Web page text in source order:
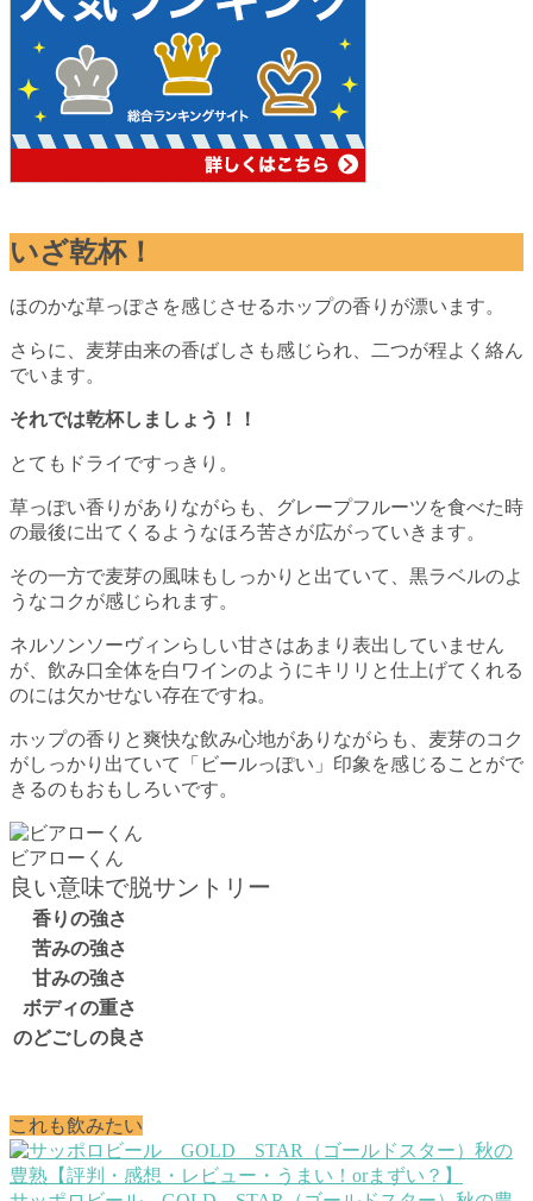
いざ乾杯！
ほのかな草っぽさを感じさせるホップの香りが漂います。
さらに、麦芽由来の香ばしさも感じられ、二つが程よく絡ん
でいます。
それでは乾杯しましょう！！
とてもドライですっきり。
草っぽい香りがありながらも、グレープフルーツを食べた時
の最後に出てくるようなほろ苦さが広がっていきます。
その一方で麦芽の風味もしっかりと出ていて、黒ラベルのよ
うなコクが感じられます。
ネルソンソーヴィンらしい甘さはあまり表出していません
が、飲み口全体を白ワインのようにキリリと仕上げてくれる
のには欠かせない存在ですね。
ホップの香りと爽快な飲み心地がありながらも、麦芽のコク
がしっかり出ていて「ビールっぽい」印象を感じることがで
きるのもおもしろいです。
ビアローくん
良い意味で脱サントリー
香りの強さ
苦みの強さ
甘みの強さ
ボディの重さ
のどごしの良さ
これも飲みたい